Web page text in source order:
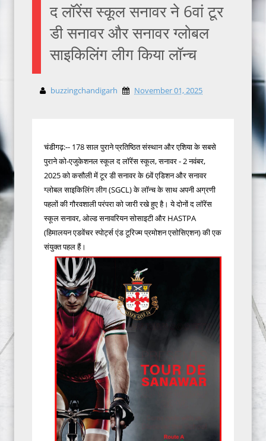
द लॉरेंस स्कूल सनावर ने 6वां टूर
डी सनावर और सनावर ग्लोबल
साइकिलिंग लीग किया लॉन्च
buzzingchandigarh November 01, 2025
चंडीगढ़:-- 178 साल पुराने प्रतिष्ठित संस्थान और एशिया के सबसे
पुराने को-एजुकेशनल स्कूल द लॉरेंस स्कूल, सनावर - 2 नवंबर,
2025 को कसौली में टूर डी सनावर के 6वें एडिशन और सनावर
ग्लोबल साइकिलिंग लीग (SGCL) के लॉन्च के साथ अपनी अग्रणी
पहलों की गौरवशाली परंपरा को जारी रखे हुए है। ये दोनों द लॉरेंस
स्कूल सनावर, ओल्ड सनावरियन सोसाइटी और HASTPA
(हिमालयन एडवेंचर स्पोर्ट्स एंड टूरिज्म प्रमोशन एसोसिएशन) की एक
संयुक्त पहल हैं।